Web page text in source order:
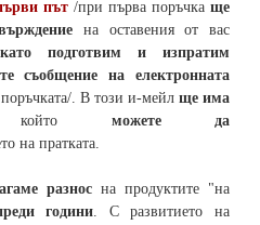
път /при първа поръчка ще
на оставения от вас
подготвим и изпратим
съобщение на електронната
. В този и-мейл ще има
можете да
на пратката.
разнос на продуктите "на
години. С развитието на